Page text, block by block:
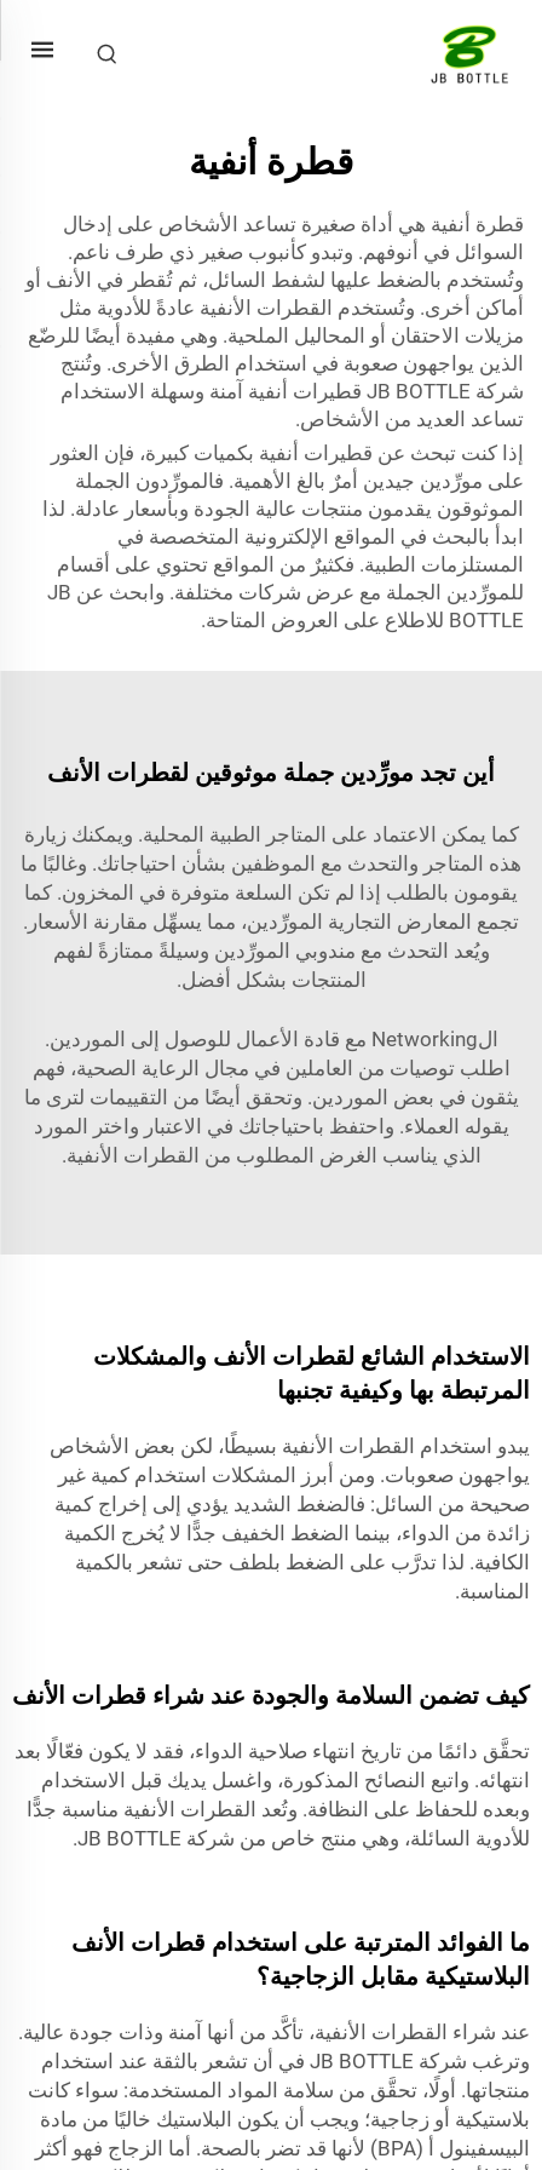
قطرة أنفية
قطرة أنفية هي أداة صغيرة تساعد الأشخاص على إدخال
السوائل في أنوفهم. وتبدو كأنبوب صغير ذي طرف ناعم.
وتُستخدم بالضغط عليها لشفط السائل، ثم تُقطر في الأنف أو
أماكن أخرى. وتُستخدم القطرات الأنفية عادةً للأدوية مثل
مزيلات الاحتقان أو المحاليل الملحية. وهي مفيدة أيضًا للرضّع
الذين يواجهون صعوبة في استخدام الطرق الأخرى. وتُنتج
شركة JB BOTTLE قطيرات أنفية آمنة وسهلة الاستخدام
تساعد العديد من الأشخاص.
إذا كنت تبحث عن قطيرات أنفية بكميات كبيرة، فإن العثور
على مورِّدين جيدين أمرٌ بالغ الأهمية. فالمورِّدون الجملة
الموثوقون يقدمون منتجات عالية الجودة وبأسعار عادلة. لذا
ابدأ بالبحث في المواقع الإلكترونية المتخصصة في
المستلزمات الطبية. فكثيرٌ من المواقع تحتوي على أقسام
للمورِّدين الجملة مع عرض شركات مختلفة. وابحث عن JB
BOTTLE للاطلاع على العروض المتاحة.
أين تجد مورِّدين جملة موثوقين لقطرات الأنف
كما يمكن الاعتماد على المتاجر الطبية المحلية. ويمكنك زيارة
هذه المتاجر والتحدث مع الموظفين بشأن احتياجاتك. وغالبًا ما
يقومون بالطلب إذا لم تكن السلعة متوفرة في المخزون. كما
تجمع المعارض التجارية المورِّدين، مما يسهِّل مقارنة الأسعار.
ويُعد التحدث مع مندوبي المورِّدين وسيلةً ممتازةً لفهم
المنتجات بشكل أفضل.
الNetworking مع قادة الأعمال للوصول إلى الموردين.
اطلب توصيات من العاملين في مجال الرعاية الصحية، فهم
يثقون في بعض الموردين. وتحقق أيضًا من التقييمات لترى ما
يقوله العملاء. واحتفظ باحتياجاتك في الاعتبار واختر المورد
الذي يناسب الغرض المطلوب من القطرات الأنفية.
الاستخدام الشائع لقطرات الأنف والمشكلات
المرتبطة بها وكيفية تجنبها
يبدو استخدام القطرات الأنفية بسيطًا، لكن بعض الأشخاص
يواجهون صعوبات. ومن أبرز المشكلات استخدام كمية غير
صحيحة من السائل: فالضغط الشديد يؤدي إلى إخراج كمية
زائدة من الدواء، بينما الضغط الخفيف جدًّا لا يُخرج الكمية
الكافية. لذا تدرَّب على الضغط بلطف حتى تشعر بالكمية
المناسبة.
كيف تضمن السلامة والجودة عند شراء قطرات الأنف
تحقَّق دائمًا من تاريخ انتهاء صلاحية الدواء، فقد لا يكون فعّالًا بعد
انتهائه. واتبع النصائح المذكورة، واغسل يديك قبل الاستخدام
وبعده للحفاظ على النظافة. وتُعد القطرات الأنفية مناسبة جدًّا
للأدوية السائلة، وهي منتج خاص من شركة JB BOTTLE.
ما الفوائد المترتبة على استخدام قطرات الأنف
البلاستيكية مقابل الزجاجية؟
عند شراء القطرات الأنفية، تأكَّد من أنها آمنة وذات جودة عالية.
وترغب شركة JB BOTTLE في أن تشعر بالثقة عند استخدام
منتجاتها. أولًا، تحقَّق من سلامة المواد المستخدمة: سواء كانت
بلاستيكية أو زجاجية؛ ويجب أن يكون البلاستيك خاليًا من مادة
البيسفينول أ (BPA) لأنها قد تضر بالصحة. أما الزجاج فهو أكثر